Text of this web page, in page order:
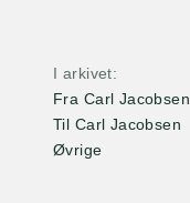
I arkivet
Fra Carl Jacobsen
Til Carl Jacobsen
Øvrige